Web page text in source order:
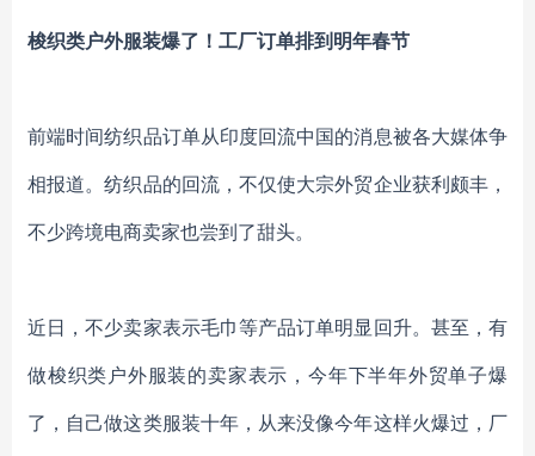
梭织类户外服装爆了！工厂订单排到明年春节
前端时间纺织品订单从印度回流中国的消息被各大媒体争
相报道。纺织品的回流，不仅使大宗外贸企业获利颇丰，
不少跨境电商卖家也尝到了甜头。
近日，不少卖家表示毛巾等产品订单明显回升。甚至，有
做梭织类户外服装的卖家表示，今年下半年外贸单子爆
了，自己做这类服装十年，从来没像今年这样火爆过，厂